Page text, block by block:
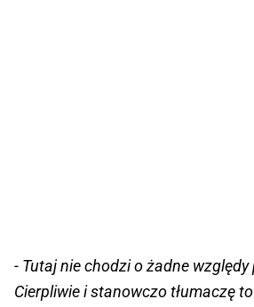
- Tutaj nie chodzi o żadne względy
Cierpliwie i stanowczo tłumaczę